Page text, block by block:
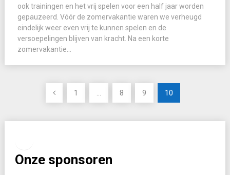
ook trainingen en het vrij spelen voor een half jaar worden
gepauzeerd. Vóór de zomervakantie waren we verheugd
eindelijk weer even vrij te kunnen spelen en de
versoepelingen blijven van kracht. Na een korte
zomervakantie...
Berichten
1 … 8 9 10
Onze sponsoren